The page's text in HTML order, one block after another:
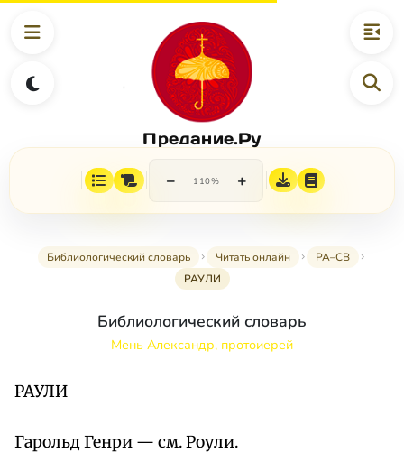
Предание.Ру
− 110% +
Библиологический словарь Читать онлайн
РА–СВ
РАУЛИ
Библиологический словарь
Мень Александр, протоиерей
РАУЛИ
Гарольд Генри — см. Роули.